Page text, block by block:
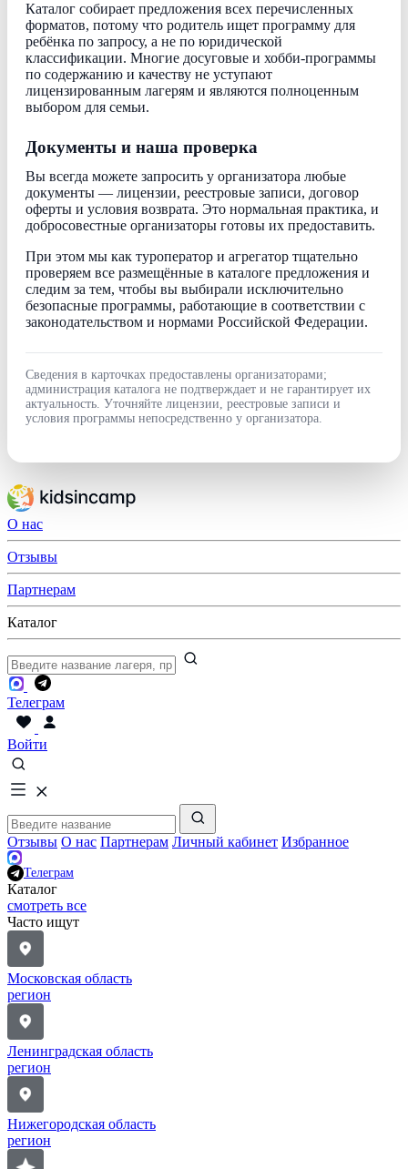
Каталог собирает предложения всех перечисленных
форматов, потому что родитель ищет программу для
ребёнка по запросу, а не по юридической
классификации. Многие досуговые и хобби-программы
по содержанию и качеству не уступают
лицензированным лагерям и являются полноценным
выбором для семьи.
Документы и наша проверка
Вы всегда можете запросить у организатора любые
документы — лицензии, реестровые записи, договор
оферты и условия возврата. Это нормальная практика, и
добросовестные организаторы готовы их предоставить.
При этом мы как туроператор и агрегатор тщательно
проверяем все размещённые в каталоге предложения и
следим за тем, чтобы вы выбирали исключительно
безопасные программы, работающие в соответствии с
законодательством и нормами Российской Федерации.
Сведения в карточках предоставлены организаторами;
администрация каталога не подтверждает и не гарантирует их
актуальность. Уточняйте лицензии, реестровые записи и
условия программы непосредственно у организатора.
О нас
Отзывы
Партнерам
Каталог
Телеграм
Войти
Отзывы О нас Партнерам Личный кабинет Избранное
Телеграм
Каталог
смотреть все
Часто ищут
Московская область
регион
Ленинградская область
регион
Нижегородская область
регион